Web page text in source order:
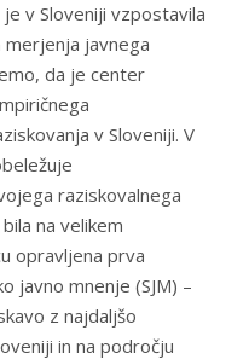
v Sloveniji vzpostavila
merjenja javnega
da je center
v Sloveniji. V
raziskovalnega
na velikem
opravljena prva
javno mnenje (SJM) –
z najdaljšo
in na področju